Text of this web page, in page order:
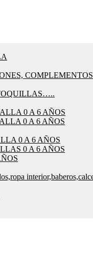
0 A 6 AÑOS
0 A 6 AÑOS
0 A 6 AÑOS
0 A 6 AÑOS